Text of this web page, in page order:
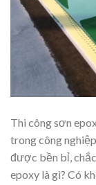
Thi công sơn
trong công
được bền bỉ,
epoxy là gì? Có